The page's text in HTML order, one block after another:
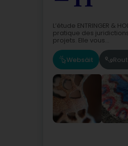
L’étude ENTRINGER
pratique des
projets. Elle vous...
Websäit